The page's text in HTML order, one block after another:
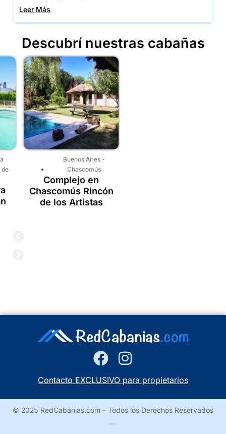
Leer Más
Descubrí nuestras cabañas
Buenos Aires-
Chascomús
Complejo en
Chascomús Rincón
de los Artistas
Contacto EXCLUSIVO para propietarios
© 2025 RedCabanias.com – Todos los Derechos Reservados
….